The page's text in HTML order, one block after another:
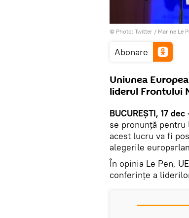
© Photo: Twitter / Marine Le
Abonare
Uniunea
liderul Frontului
BUCUREȘTI, 17
se pronunță
acest lucru va fi
alegerile
În opinia Le Pen,
conferințe a